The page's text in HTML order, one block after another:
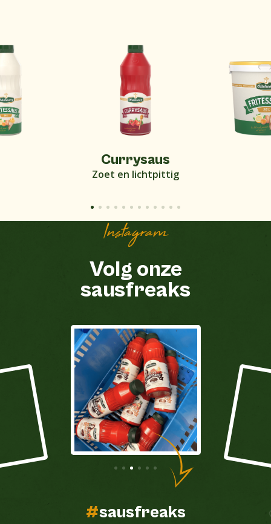
Currysaus
Zoet en lichtpittig
Instagram
Volg onze
sausfreaks
#sausfreaks